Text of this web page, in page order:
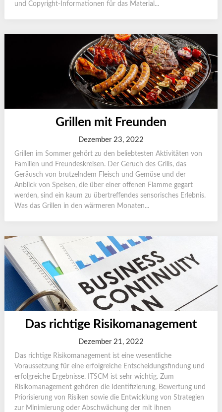
und Copyright-Informationen für das Material...
Grillen mit Freunden
Dezember 23, 2022
Grillen im Sommer gehört zu den beliebtesten Aktivitäten von
Familien und Freundeskreisen. Der Geruch des Grills, das
Geräusch von brutzelndem Fleisch und Gemüse und der
Anblick von Speisen, die über einer offenen Flamme gegart
werden, sind ein kaum zu übertreffendes sensorisches Erlebnis.
Was das Grillen in den wärmeren Monaten...
Das richtige Risikomanagement
Dezember 21, 2022
Das richtige Risikomanagement ist eine wesentliche
Voraussetzung für eine erfolgreiche Entscheidungsfindung und
erfolgreiche Ergebnisse. ITSCM ist sehr wichtig. Zum
Risikomanagement gehören die Identifizierung, Bewertung und
Priorisierung von Risiken sowie die Entwicklung von Strategien
zur Minimierung oder Abschwächung der mit ihnen